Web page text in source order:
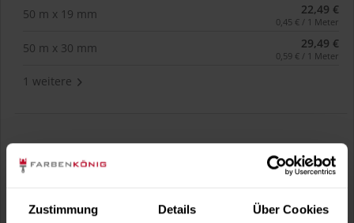
Zustimmung Details Über Cookies
50 m x 19 mm 22,49 €
0,45 € / 1 Meter
50 m x 30 mm 29,49 €
0,59 € / 1 Meter
1 weitere